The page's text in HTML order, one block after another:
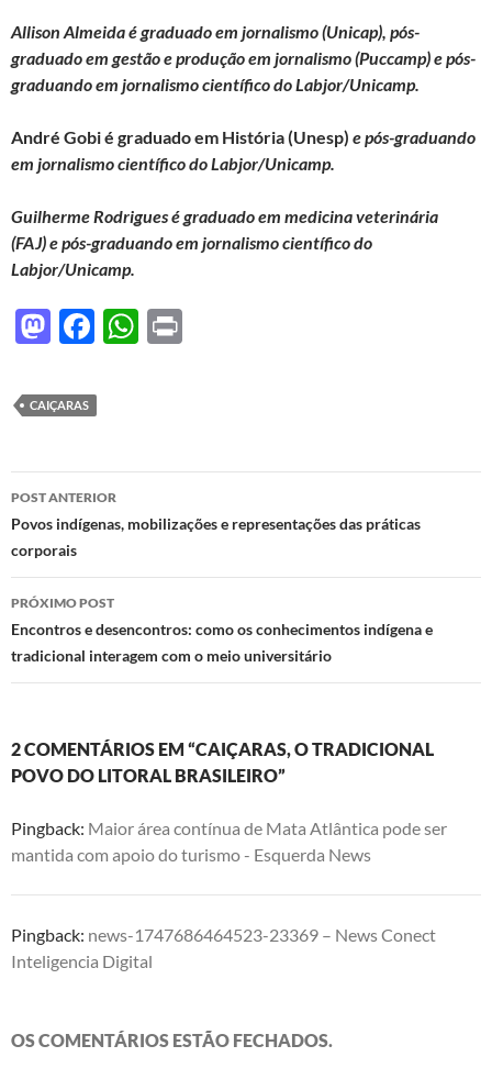
Allison Almeidaé graduado em jornalismo (Unicap), pós-
graduado em gestão e produção em jornalismo (Puccamp) e pós-
graduando em jornalismo científico do Labjor/Unicamp.
André Gobi é graduado em História (Unesp) e pós-graduando
em jornalismo científico do Labjor/Unicamp.
Guilherme Rodrigues é graduado em medicina veterinária
(FAJ) e pós-graduando em jornalismo científico do
Labjor/Unicamp.
M
to
d
o
n
F
e
b
o
o
k
W
A
p
CAIÇARAS
Navegação
de
posts
POST ANTERIOR
Povos indígenas, mobilizações e representações das práticas
corporais
PRÓXIMO POST
Encontros e desencontros: como os conhecimentos indígena e
tradicional interagem com o meio universitário
2 COMENTÁRIOS EM “CAIÇARAS, O TRADICIONAL
POVO DO LITORAL BRASILEIRO”
Pingback: Maior área contínua de Mata Atlântica pode ser
mantida com apoio do turismo - Esquerda News
Pingback: news-1747686464523-23369 – News Conect
Inteligencia Digital
OS COMENTÁRIOS ESTÃO FECHADOS.